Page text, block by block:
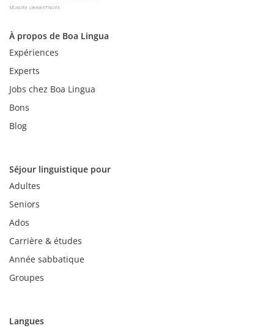
À propos de Boa Lingua
Expériences
Experts
Jobs chez Boa Lingua
Bons
Blog
Séjour linguistique pour
Adultes
Seniors
Ados
Carrière & études
Année sabbatique
Groupes
Langues